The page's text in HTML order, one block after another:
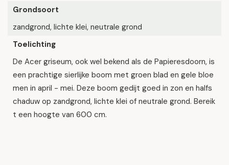
Grondsoort
zandgrond, lichte klei, neutrale grond
Toelichting
De Acer griseum, ook wel bekend als de Papieresdoorn, is
een prachtige sierlijke boom met groen blad en gele bloe
men in april - mei. Deze boom gedijt goed in zon en halfs
chaduw op zandgrond, lichte klei of neutrale grond. Bereik
t een hoogte van 600 cm.